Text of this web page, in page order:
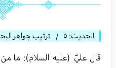
الحديث: ٥ / ترتيب جواهر
قال عليّ (عليه السلام):